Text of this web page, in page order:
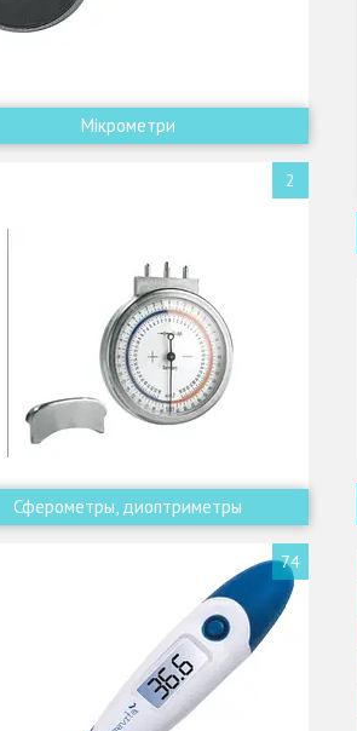
Мікрометри
2
Сферометры, диоптриметры
74